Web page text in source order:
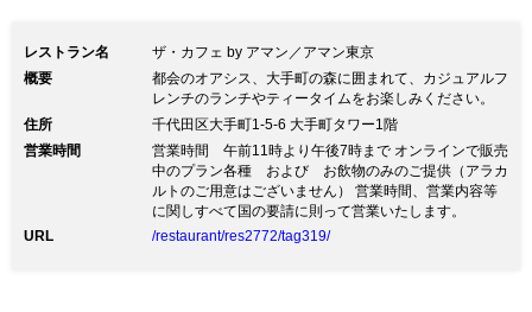
レストラン名
ザ・カフェ by アマン／アマン東京
概要
都会のオアシス、大手町の森に囲まれて、カジュアルフ
レンチのランチやティータイムをお楽しみください。
住所
千代田区大手町1-5-6 大手町タワー1階
営業時間
営業時間 午前11時より午後7時まで オンラインで販売
中のプラン各種 および お飲物のみのご提供（アラカ
ルトのご用意はございません） 営業時間、営業内容等
に関しすべて国の要請に則って営業いたします。
URL
/restaurant/res2772/tag319/